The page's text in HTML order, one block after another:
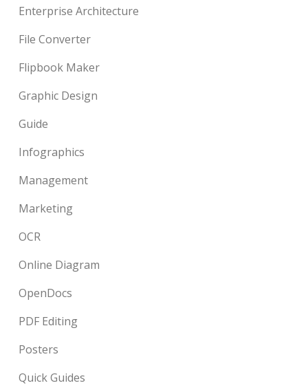
Enterprise Architecture
File Converter
Flipbook Maker
Graphic Design
Guide
Infographics
Management
Marketing
OCR
Online Diagram
OpenDocs
PDF Editing
Posters
Quick Guides